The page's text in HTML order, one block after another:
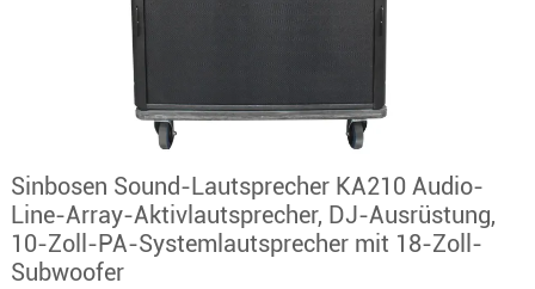
Sinbosen Sound-Lautsprecher KA210 Audio-
Line-Array-Aktivlautsprecher, DJ-Ausrüstung,
10-Zoll-PA-Systemlautsprecher mit 18-Zoll-
Subwoofer